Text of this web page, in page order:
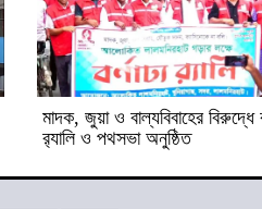
মাদক, জুয়া ও বাল্যবিবাহের বিরুদ্ধে
র‍্যালি ও পথসভা অনুষ্ঠিত